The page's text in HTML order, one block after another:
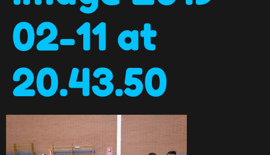
02-11 at
20.43.50